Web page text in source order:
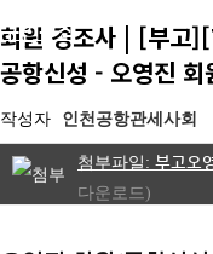
구인구직
회원 경조사 | [부고
공항신성 - 오영진
작성자 인천공항관세사회
부고오
다운로드)